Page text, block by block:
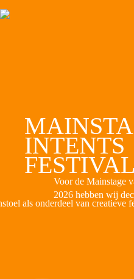
INTENTS
Voor de Mainstage
2026 hebben wij
gladiatorhelmen